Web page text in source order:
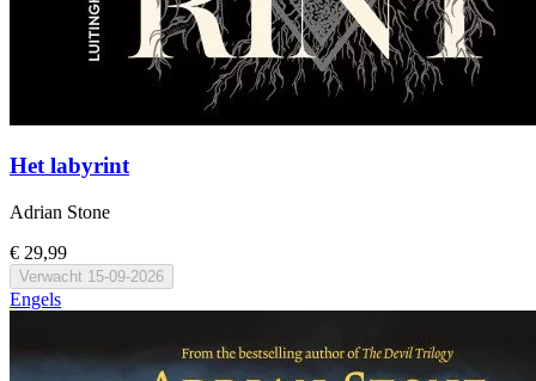
Het labyrint
Adrian Stone
€ 29,99
Verwacht 15-09-2026
Engels